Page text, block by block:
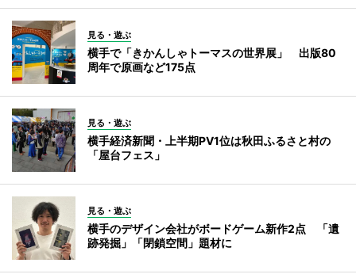
見る・遊ぶ
横手で「きかんしゃトーマスの世界展」 出版80
周年で原画など175点
見る・遊ぶ
横手経済新聞・上半期PV1位は秋田ふるさと村の
「屋台フェス」
見る・遊ぶ
横手のデザイン会社がボードゲーム新作2点 「遺
跡発掘」「閉鎖空間」題材に